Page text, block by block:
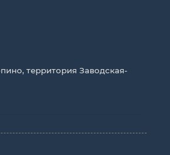
территория Заводская-